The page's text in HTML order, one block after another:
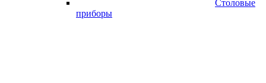
Столовые
приборы